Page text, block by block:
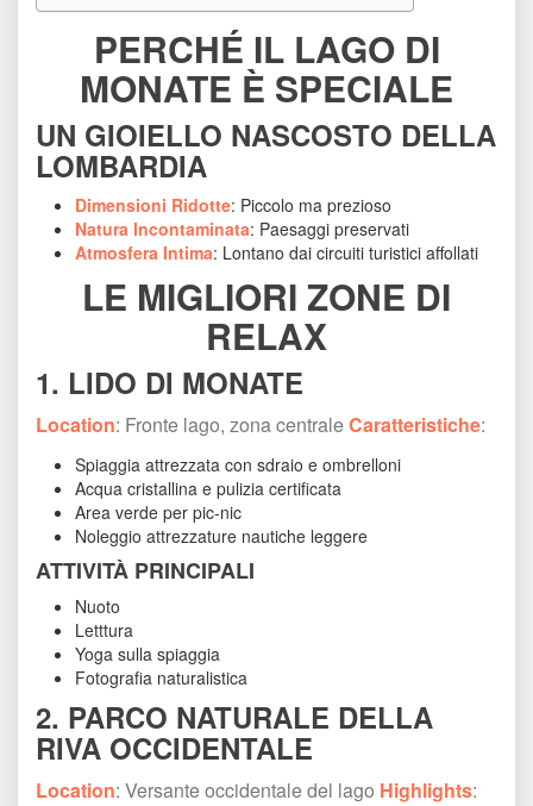
PERCHÉ IL LAGO DI
MONATE È SPECIALE
UN GIOIELLO NASCOSTO DELLA
LOMBARDIA
Dimensioni Ridotte: Piccolo ma prezioso
Natura Incontaminata: Paesaggi preservati
Atmosfera Intima: Lontano dai circuiti turistici affollati
LE MIGLIORI ZONE DI
RELAX
1. LIDO DI MONATE
Location: Fronte lago, zona centrale Caratteristiche:
Spiaggia attrezzata con sdraio e ombrelloni
Acqua cristallina e pulizia certificata
Area verde per pic-nic
Noleggio attrezzature nautiche leggere
ATTIVITÀ PRINCIPALI
Nuoto
Letttura
Yoga sulla spiaggia
Fotografia naturalistica
2. PARCO NATURALE DELLA
RIVA OCCIDENTALE
Location: Versante occidentale del lago Highlight: